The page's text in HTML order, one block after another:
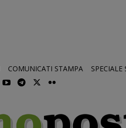
COMUNICATI STAMPA SPECIALE